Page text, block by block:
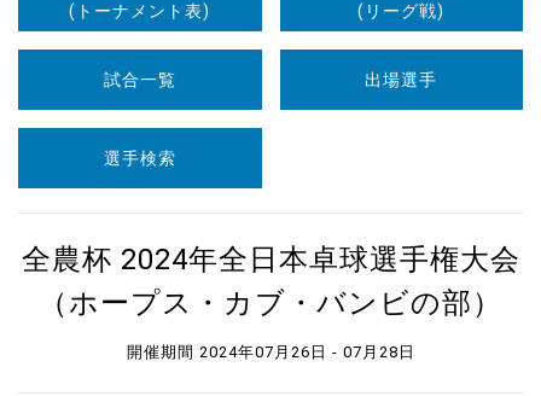
(トーナメント表)
(リーグ戦)
試合一覧 出場選手
選手検索
全農杯 2024年全日本卓球選手権大会
（ホープス・カブ・バンビの部）
開催期間 2024年07月26日 - 07月28日